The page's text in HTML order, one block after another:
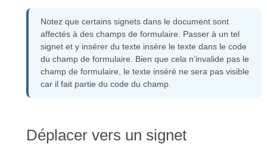
Notez que certains signets dans le document sont
affectés à des champs de formulaire. Passer à un tel
signet et y insérer du texte insère le texte dans le code
du champ de formulaire. Bien que cela n’invalide pas le
champ de formulaire, le texte inséré ne sera pas visible
car il fait partie du code du champ.
Déplacer vers un signet